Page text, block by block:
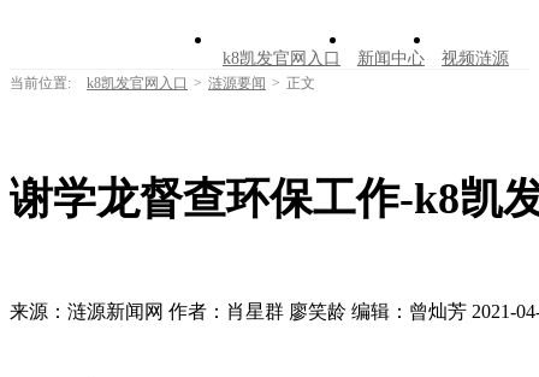
k8凯发官网入口 新闻中心 视频涟源
走进涟源
当前位置: k8凯发官网入口 > 涟源要闻 > 正文
谢学龙督查环保工作-k8凯
来源：涟源新闻网 作者：肖星群 廖笑龄 编辑：曾灿芳 2021-